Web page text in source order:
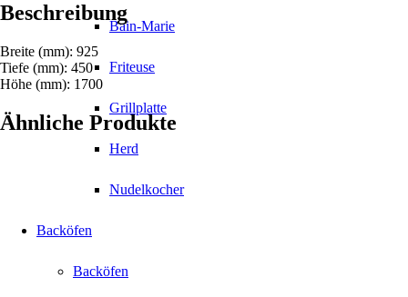
Bain-Marie
Friteuse
Grillplatte
Herd
Nudelkocher
Backöfen
Backöfen
Beschreibung
Breite (mm): 925
Tiefe (mm): 450
Höhe (mm): 1700
Ähnliche Produkte